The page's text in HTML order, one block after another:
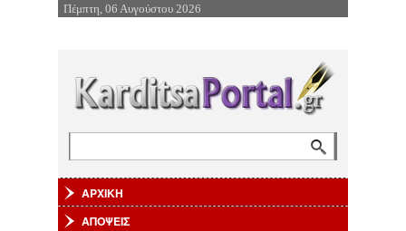
Επιστροφή στην Πλοήγηση
Πέμπτη, 06 Αυγούστου 2026
ΑΡΧΙΚΗ
ΑΠΟΨΕΙΣ